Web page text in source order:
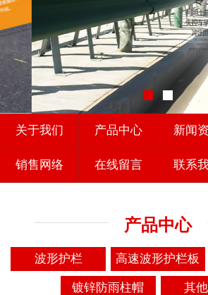
关于我们 产品中心 新闻
销售网络 在线留言 联系
产品中心
波形护栏 高速波形护栏板
镀锌防雨柱帽 其